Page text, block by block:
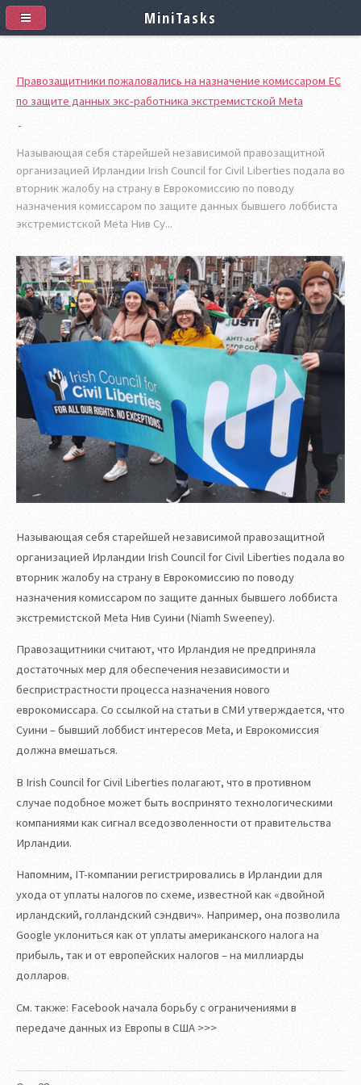
Правозащитники пожаловались на назначение комиссаром ЕС
по защите данных экс-работника экстремистской Meta
Называющая себя старейшей независимой правозащитной
организацией Ирландии Irish Council for Civil Liberties подала во
вторник жалобу на страну в Еврокомиссию по поводу
назначения комиссаром по защите данных бывшего лоббиста
экстремистской Meta Нив Су...
Называющая себя старейшей независимой правозащитной
организацией Ирландии Irish Council for Civil Liberties подала во
вторник жалобу на страну в Еврокомиссию по поводу
назначения комиссаром по защите данных бывшего лоббиста
экстремистской Meta Нив Суини (Niamh Sweeney).
Правозащитники считают, что Ирландия не предприняла
достаточных мер для обеспечения независимости и
беспристрастности процесса назначения нового
еврокомиссара. Со ссылкой на статьи в СМИ утверждается, что
Суини – бывший лоббист интересов Meta, и Еврокомиссия
должна вмешаться.
В Irish Council for Civil Liberties полагают, что в противном
случае подобное может быть воспринято технологическими
компаниями как сигнал вседозволенности от правительства
Ирландии.
Напомним, IT-компании регистрировались в Ирландии для
ухода от уплаты налогов по схеме, известной как «двойной
ирландский, голландский сэндвич». Например, она позволила
Google уклониться как от уплаты американского налога на
прибыль, так и от европейских налогов – на миллиарды
долларов.
См. также: Facebook начала борьбу с ограничениями в
передаче данных из Европы в США >>>
MiniTasks